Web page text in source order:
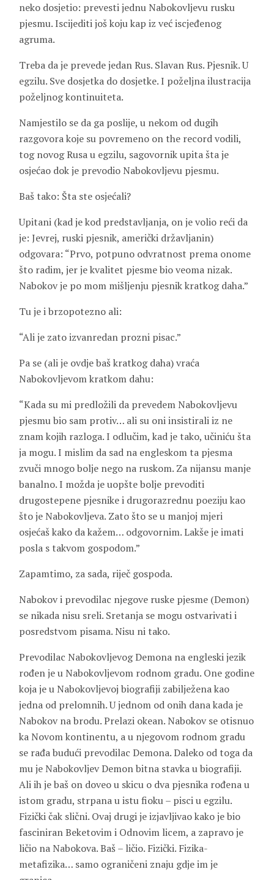
neko dosjetio: prevesti jednu Nabokovljevu rusku
pjesmu. Iscijediti još koju kap iz već iscjeđenog
agruma.
Treba da je prevede jedan Rus. Slavan Rus. Pjesnik. U
egzilu. Sve dosjetka do dosjetke. I poželjna ilustracija
poželjnog kontinuiteta.
Namjestilo se da ga poslije, u nekom od dugih
razgovora koje su povremeno on the record vodili,
tog novog Rusa u egzilu, sagovornik upita šta je
osjećao dok je prevodio Nabokovljevu pjesmu.
Baš tako: Šta ste osjećali?
Upitani (kad je kod predstavljanja, on je volio reći da
je: Jevrej, ruski pjesnik, američki državljanin)
odgovara: “Prvo, potpuno odvratnost prema onome
što radim, jer je kvalitet pjesme bio veoma nizak.
Nabokov je po mom mišljenju pjesnik kratkog daha.”
Tu je i brzopotezno ali:
“Ali je zato izvanredan prozni pisac.”
Pa se (ali je ovdje baš kratkog daha) vraća
Nabokovljevom kratkom dahu:
“Kada su mi predložili da prevedem Nabokovljevu
pjesmu bio sam protiv… ali su oni insistirali iz ne
znam kojih razloga. I odlučim, kad je tako, učiniću šta
ja mogu. I mislim da sad na engleskom ta pjesma
zvuči mnogo bolje nego na ruskom. Za nijansu manje
banalno. I možda je uopšte bolje prevoditi
drugostepene pjesnike i drugorazrednu poeziju kao
što je Nabokovljeva. Zato što se u manjoj mjeri
osjećaš kako da kažem… odgovornim. Lakše je imati
posla s takvom gospodom.”
Zapamtimo, za sada, riječ gospoda.
Nabokov i prevodilac njegove ruske pjesme (Demon)
se nikada nisu sreli. Sretanja se mogu ostvarivati i
posredstvom pisama. Nisu ni tako.
Prevodilac Nabokovljevog Demona na engleski jezik
rođen je u Nabokovljevom rodnom gradu. One godine
koja je u Nabokovljevoj biografiji zabilježena kao
jedna od prelomnih. U jednom od onih dana kada je
Nabokov na brodu. Prelazi okean. Nabokov se otisnuo
ka Novom kontinentu, a u njegovom rodnom gradu
se rađa budući prevodilac Demona. Daleko od toga da
mu je Nabokovljev Demon bitna stavka u biografiji.
Ali ih je baš on doveo u skicu o dva pjesnika rođena u
istom gradu, strpana u istu fioku – pisci u egzilu.
Fizički čak slični. Ovaj drugi je izjavljivao kako je bio
fasciniran Beketovim i Odnovim licem, a zapravo je
ličio na Nabokova. Baš – ličio. Fizički. Fizika-
metafizika… samo ograničeni znaju gdje im je